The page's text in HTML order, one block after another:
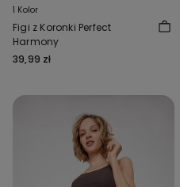
1 Kolor
Figi z Koronki Perfect
Harmony
39,99 zł